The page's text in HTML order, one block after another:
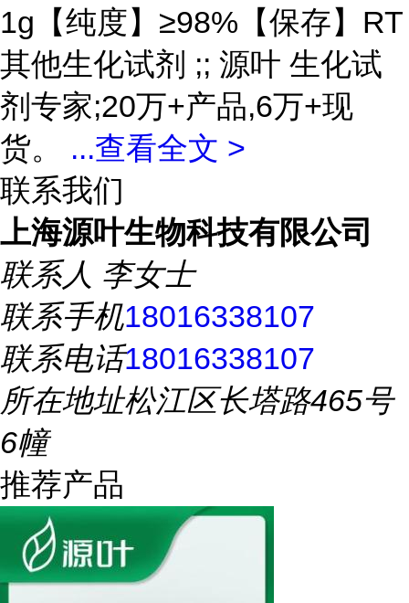
1g【纯度】≥98%【保存】RT
其他生化试剂 ;; 源叶 生化试
剂专家;20万+产品,6万+现
货。 ...查看全文 >
联系我们
上海源叶生物科技有限公司
联系人 李女士
联系手机18016338107
联系电话18016338107
所在地址松江区长塔路465号
6幢
推荐产品